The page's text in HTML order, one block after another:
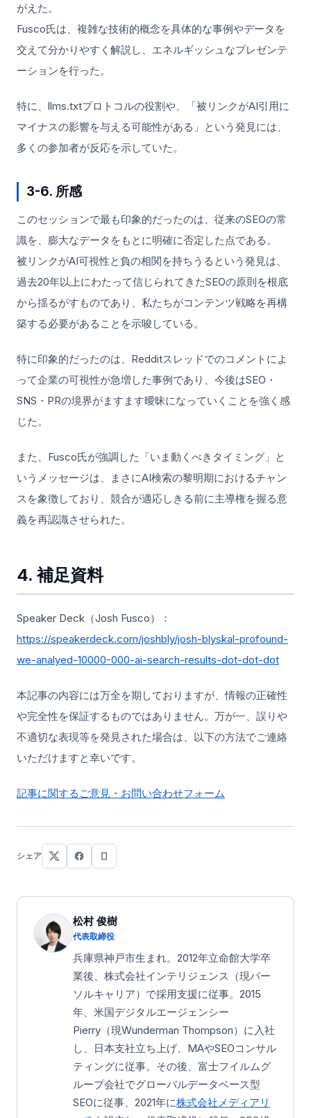
がえた。
Fusco氏は、複雑な技術的概念を具体的な事例やデータを
交えて分かりやすく解説し、エネルギッシュなプレゼンテ
ーションを行った。
特に、llms.txtプロトコルの役割や、「被リンクがAI引用に
マイナスの影響を与える可能性がある」という発見には、
多くの参加者が反応を示していた。
3-6. 所感
このセッションで最も印象的だったのは、従来のSEOの常
識を、膨大なデータをもとに明確に否定した点である。
被リンクがAI可視性と負の相関を持ちうるという発見は、
過去20年以上にわたって信じられてきたSEOの原則を根底
から揺るがすものであり、私たちがコンテンツ戦略を再構
築する必要があることを示唆している。
特に印象的だったのは、Redditスレッドでのコメントによ
って企業の可視性が急増した事例であり、今後はSEO・
SNS・PRの境界がますます曖昧になっていくことを強く感
じた。
また、Fusco氏が強調した「いま動くべきタイミング」と
いうメッセージは、まさにAI検索の黎明期におけるチャン
スを象徴しており、競合が適応しきる前に主導権を握る意
義を再認識させられた。
4. 補足資料
Speaker Deck（Josh Fusco）：
https://speakerdeck.com/joshbly/josh-blyskal-profound-
we-analyed-10000-000-ai-search-results-dot-dot-dot
本記事の内容には万全を期しておりますが、情報の正確性
や完全性を保証するものではありません。万が一、誤りや
不適切な表現等を発見された場合は、以下の方法でご連絡
いただけますと幸いです。
記事に関するご意見・お問い合わせフォーム
シェア
松村 俊樹
代表取締役
兵庫県神戸市生まれ。2012年立命館大学卒
業後、株式会社インテリジェンス（現パー
ソルキャリア）で採用支援に従事。2015
年、米国デジタルエージェンシー
Pierry（現Wunderman Thompson）に入社
し、日本支社立ち上げ、MAやSEOコンサル
ティングに従事。その後、富士フイルムグ
ループ会社でグローバルデータベース型
SEOに従事、2021年に株式会社メディアリ